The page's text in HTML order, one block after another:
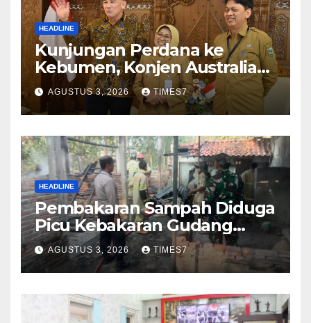
HEADLINE
Kunjungan Perdana ke
Kebumen, Konjen Australia
Jajaki Kerja Sama Pariwisata
hingga Pendidikan
AGUSTUS 3, 2026 TIMES7
HEADLINE
Pembakaran Sampah Diduga
Picu Kebakaran Gudang
Furniture di Kebumen
AGUSTUS 3, 2026 TIMES7